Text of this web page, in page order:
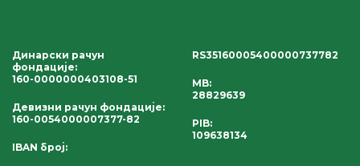
Динарски рачун
фондације:
160-0000000403108-51
Девизни рачун фондације:
160-0054000007377-82
IBAN број:
RS35160005400000737782
MB:
28829639
PIB:
109638134